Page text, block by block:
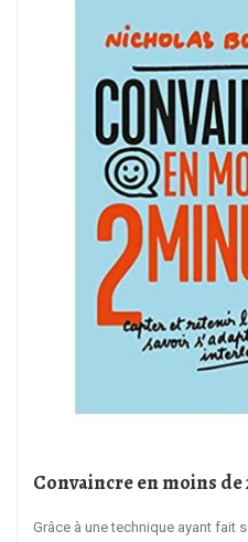
Convaincre en moins de
Grâce à une technique ayant fait